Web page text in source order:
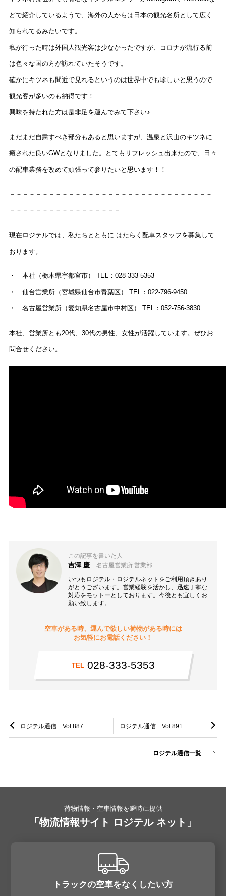
どで紹介しているようで、海外の人からは日本の観光名所として広く
知られてるみたいです。
私が行った時は外国人観光客は少なかったですが、コロナが流行る前
は色々な国の方が訪れていたそうです。
確かにキツネも間近で見れるというのは世界中でも珍しいと思うので
観光客が多いのも納得です！
興味を持たれた方は是非足を運んでみて下さい♪
まだまだ自粛すべき部分もあると思いますが、温泉と沢山のキツネに
癒された良いGWとなりました。とてもリフレッシュ出来たので、日々
の配車業務を改めて頑張って参りたいと思います！！
－－－－－－－－－－－－－－－－－－－－－－－－－－－－－－－
－－－－－－－－－－－－－－－－－
現在ロジテルでは、私たちとともに はたらく配車スタッフを募集して
おります。
・ 本社（栃木県宇都宮市） TEL：028-333-5353
・ 仙台営業所（宮城県仙台市青葉区） TEL：022-796-9450
・ 名古屋営業所（愛知県名古屋市中村区） TEL：052-756-3830
本社、営業所とも20代、30代の男性、女性が活躍しています。ぜひお
問合せください。
この記事を書いた人
吉澤 慶 名古屋営業所 営業部
いつもロジテル・ロジテルネットをご利用頂きあり
がとうございます。営業経験を活かし、迅速丁寧な
対応をモットーとしております。今後とも宜しくお
願い致します。
空車がある時、運んで欲しい荷物がある時には
お気軽にお電話ください！
TEL 028-333-5353
ロジテル通信 Vol.887 ロジテル通信 Vol.891
ロジテル通信一覧
荷物情報・空車情報を瞬時に提供
「物流情報サイト ロジテル ネット」
トラックの空車をなくしたい方